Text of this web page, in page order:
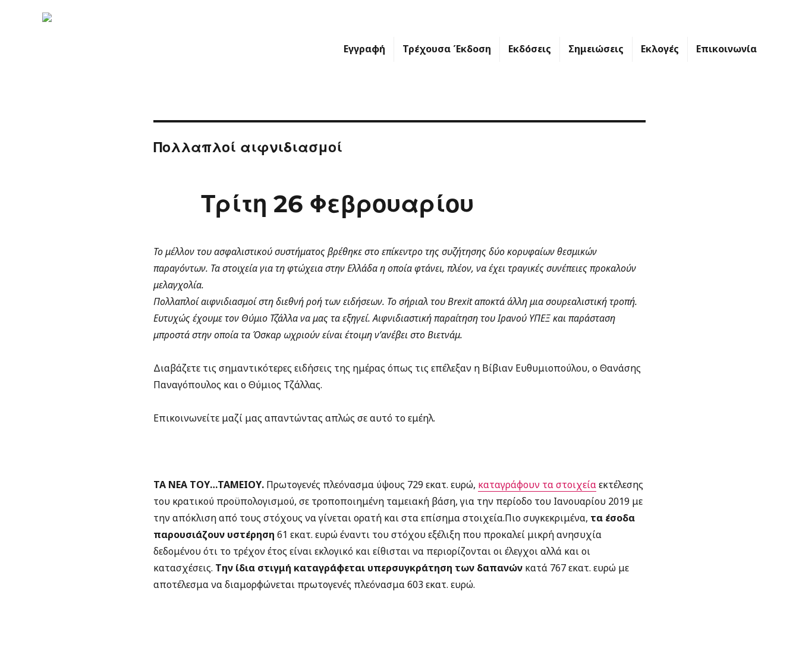
Εγγραφή Τρέχουσα Έκδοση Εκδόσεις Σημειώσεις Εκλογές Επικοινωνία
Πολλαπλοί αιφνιδιασμοί
Τρίτη 26 Φεβρουαρίου
Το μέλλον του ασφαλιστικού συστήματος βρέθηκε στο επίκεντρο της συζήτησης δύο κορυφαίων θεσμικών
παραγόντων. Τα στοιχεία για τη φτώχεια στην Ελλάδα η οποία φτάνει, πλέον, να έχει τραγικές συνέπειες προκαλούν
μελαγχολία.
Πολλαπλοί αιφνιδιασμοί στη διεθνή ροή των ειδήσεων. Το σήριαλ του Brexit αποκτά άλλη μια σουρεαλιστική τροπή.
Ευτυχώς έχουμε τον Θύμιο Τζάλλα να μας τα εξηγεί. Αιφνιδιαστική παραίτηση του Ιρανού ΥΠΕΞ και παράσταση
μπροστά στην οποία τα Όσκαρ ωχριούν είναι έτοιμη ν’ανέβει στο Βιετνάμ.
Διαβάζετε τις σημαντικότερες ειδήσεις της ημέρας όπως τις επέλεξαν η Βίβιαν Ευθυμιοπούλου, ο Θανάσης
Παναγόπουλος και ο Θύμιος Τζάλλας.
Επικοινωνείτε μαζί μας απαντώντας απλώς σε αυτό το εμέηλ.
ΤΑ ΝΕΑ ΤΟΥ…ΤΑΜΕΙΟΥ. Πρωτογενές πλεόνασμα ύψους 729 εκατ. ευρώ, καταγράφουν τα στοιχείαεκτέλεσης
του κρατικού προϋπολογισμού, σε τροποποιημένη ταμειακή βάση, για την περίοδο του Ιανουαρίου 2019 με
την απόκλιση από τους στόχους να γίνεται ορατή και στα επίσημα στοιχεία.Πιο συγκεκριμένα, τα έσοδα
παρουσιάζουν υστέρηση 61 εκατ. ευρώ έναντι του στόχου εξέλιξη που προκαλεί μικρή ανησυχία
δεδομένου ότι το τρέχον έτος είναι εκλογικό και είθισται να περιορίζονται οι έλεγχοι αλλά και οι
κατασχέσεις. Την ίδια στιγμή καταγράφεται υπερσυγκράτηση των δαπανώνκατά 767 εκατ. ευρώ με
αποτέλεσμα να διαμορφώνεται πρωτογενές πλεόνασμα 603 εκατ. ευρώ.